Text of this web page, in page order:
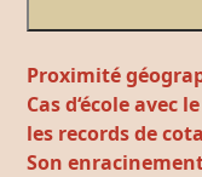
Proximité
Cas d‘école
les records de
Son